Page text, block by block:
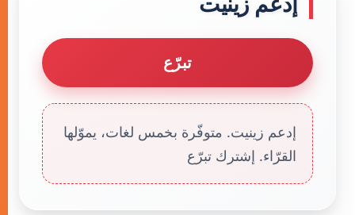
تبرّع
إدعم زينيت. متوفّرة بخمس لغات، يموّلها
القرّاء. إشترك تبرّع